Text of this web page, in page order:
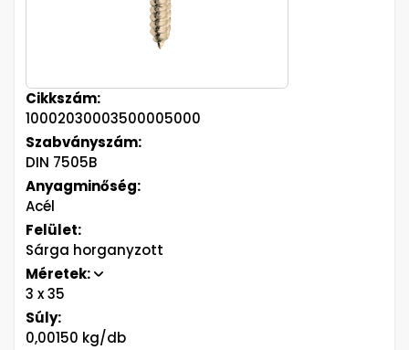
Cikkszám:
10002030003500005000
Szabványszám:
DIN 7505B
Anyagminőség:
Acél
Felület:
Sárga horganyzott
Méretek:
3 x 35
Súly:
0,00150 kg/db